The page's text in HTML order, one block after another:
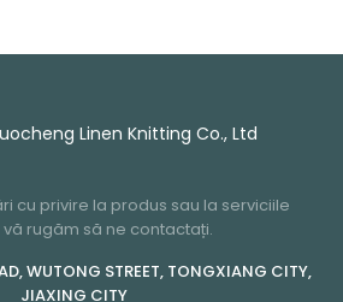
cu privire la produs sau la serviciile
rugăm să ne contactați.
WUTONG STREET, TONGXIANG CITY,
JIAXING CITY